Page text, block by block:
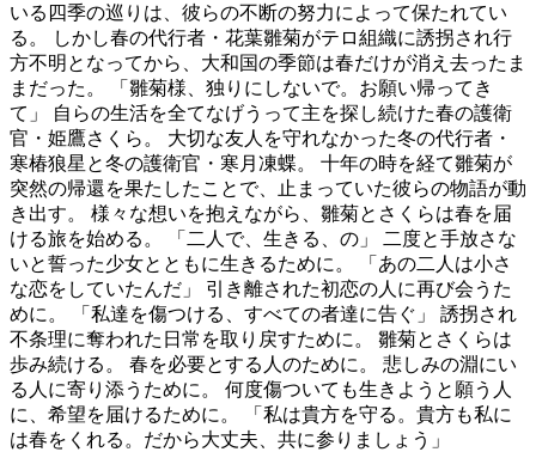
いる四季の巡りは、彼らの不断の努力によって保たれてい
る。 しかし春の代行者・花葉雛菊がテロ組織に誘拐され行
方不明となってから、大和国の季節は春だけが消え去ったま
まだった。 「雛菊様、独りにしないで。お願い帰ってき
て」 自らの生活を全てなげうって主を探し続けた春の護衛
官・姫鷹さくら。 大切な友人を守れなかった冬の代行者・
寒椿狼星と冬の護衛官・寒月凍蝶。 十年の時を経て雛菊が
突然の帰還を果たしたことで、止まっていた彼らの物語が動
き出す。 様々な想いを抱えながら、雛菊とさくらは春を届
ける旅を始める。 「二人で、生きる、の」 二度と手放さな
いと誓った少女とともに生きるために。 「あの二人は小さ
な恋をしていたんだ」 引き離された初恋の人に再び会うた
めに。 「私達を傷つける、すべての者達に告ぐ」 誘拐され
不条理に奪われた日常を取り戻すために。 雛菊とさくらは
歩み続ける。 春を必要とする人のために。 悲しみの淵にい
る人に寄り添うために。 何度傷ついても生きようと願う人
に、希望を届けるために。 「私は貴方を守る。貴方も私に
は春をくれる。だから大丈夫、共に参りましょう」